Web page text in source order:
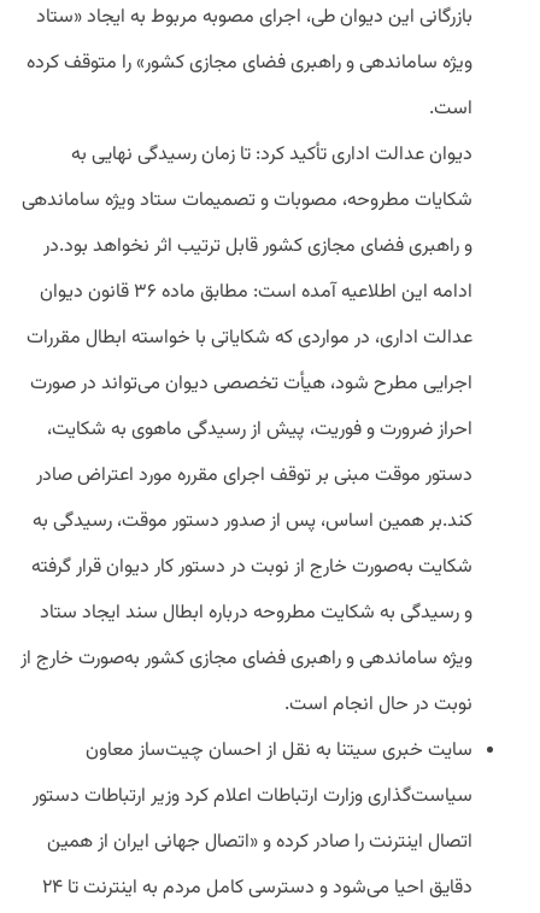
بازرگانی این دیوان طی، اجرای مصوبه مربوط به ایجاد «ستاد
ویژه ساماندهی و راهبری فضای مجازی کشور» را متوقف کرده
است.
دیوان عدالت اداری تأکید کرد: تا زمان رسیدگی نهایی به
شکایات مطروحه، مصوبات و تصمیمات ستاد ویژه ساماندهی
و راهبری فضای مجازی کشور قابل ترتیب اثر نخواهد بود.در
ادامه این اطلاعیه آمده است: مطابق ماده ۳۶ قانون دیوان
عدالت اداری، در مواردی که شکایاتی با خواسته ابطال مقررات
اجرایی مطرح شود، هیأت تخصصی دیوان می‌تواند در صورت
احراز ضرورت و فوریت، پیش از رسیدگی ماهوی به شکایت،
دستور موقت مبنی بر توقف اجرای مقرره مورد اعتراض صادر
کند.بر همین اساس، پس از صدور دستور موقت، رسیدگی به
شکایت به‌صورت خارج از نوبت در دستور کار دیوان قرار گرفته
و رسیدگی به شکایت مطروحه درباره ابطال سند ایجاد ستاد
ویژه ساماندهی و راهبری فضای مجازی کشور به‌صورت خارج از
نوبت در حال انجام است.
سایت خبری سیتنا به نقل از احسان چیت‌ساز معاون
سیاست‌گذاری وزارت ارتباطات اعلام کرد وزیر ارتباطات دستور
اتصال اینترنت را صادر کرده و «اتصال جهانی ایران از همین
دقایق احیا می‌شود و دسترسی کامل مردم به اینترنت تا ۲۴